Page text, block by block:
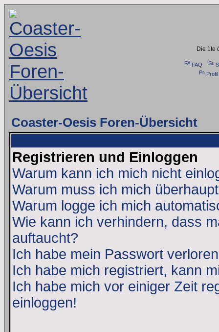
Die 1te
FAQ
Profil
Coaster-Oesis Foren-Übersicht
Registrieren und Einloggen
Warum kann ich mich nicht
Warum muss ich mich
Warum logge ich mich
Wie kann ich verhindern, dass
auftaucht?
Ich habe mein Passwort
Ich habe mich registriert, kann
Ich habe mich vor einiger Zeit
einloggen!